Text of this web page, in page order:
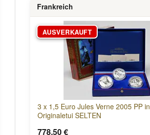
Frankreich
AUSVERKAUFT
3 x 1,5 Euro Jules Verne 2005 PP in
Originaletui SELTEN
778,50 €